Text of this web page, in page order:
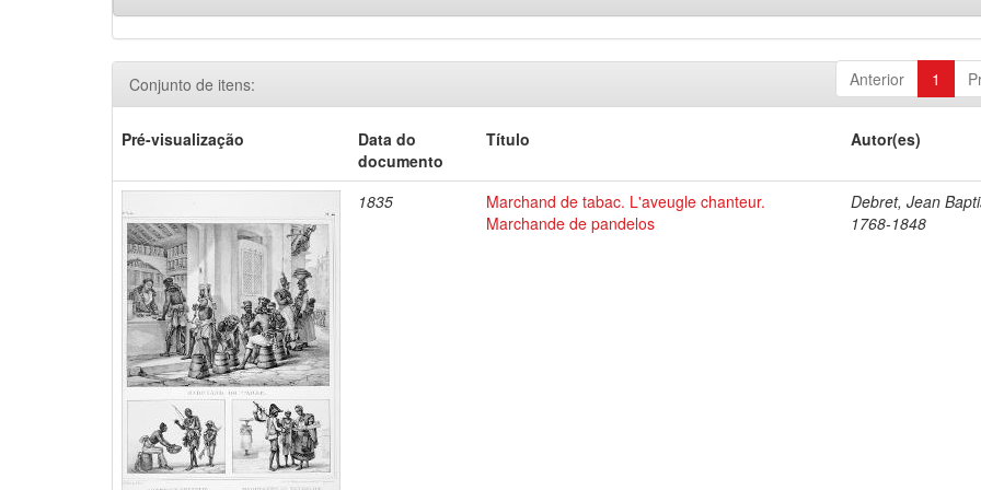
Anterior 1
Conjunto de itens:
Pré-visualização
Data do
documento
Título Autor(es)
1835
Marchand de tabac. L'aveugle chanteur.
Marchande de pandelos
Debret, Jean
1768-1848